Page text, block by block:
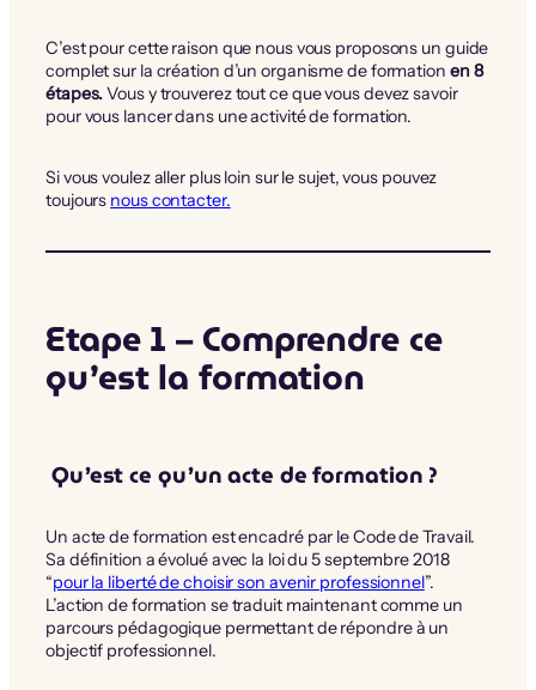
C’est pour cette raison que nous vous proposons un guide
complet sur la création d’un organisme de formation en 8
étapes.Vous y trouverez tout ce que vous devez savoir
pour vous lancer dans une activité de formation.
Si vous voulez aller plus loin sur le sujet, vous pouvez
toujours nous contacter.
Etape 1 – Comprendre ce
qu’est la formation
Qu’est ce qu’un acte de formation ?
Un acte de formation est encadré par le Code de Travail.
Sa définition a évolué avec la loi du 5 septembre 2018
“pour la liberté de choisir son avenir professionnel”.
L’action de formation se traduit maintenant comme un
parcours pédagogique permettant de répondre à un
objectif professionnel.